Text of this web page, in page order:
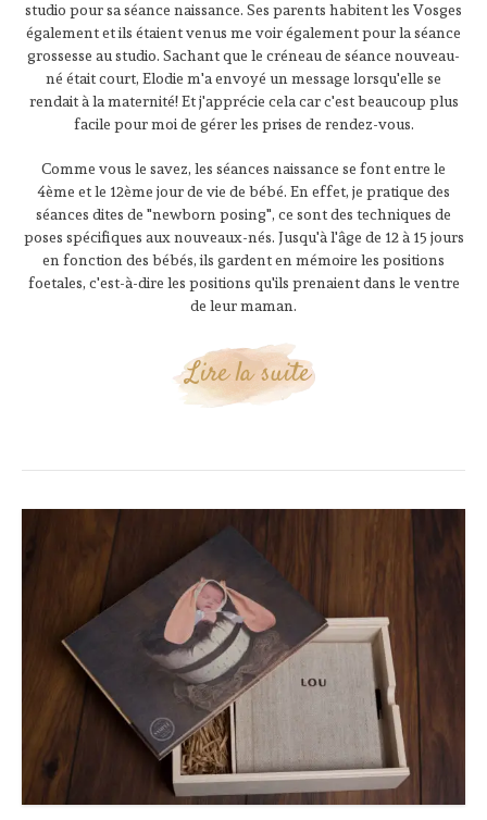
studio pour sa séance naissance. Ses parents habitent les Vosges
également et ils étaient venus me voir également pour la séance
grossesse au studio. Sachant que le créneau de séance nouveau-
né était court, Elodie m'a envoyé un message lorsqu'elle se
rendait à la maternité! Et j'apprécie cela car c'est beaucoup plus
facile pour moi de gérer les prises de rendez-vous.
Comme vous le savez, les séances naissance se font entre le
4ème et le 12ème jour de vie de bébé. En effet, je pratique des
séances dites de "newborn posing", ce sont des techniques de
poses spécifiques aux nouveaux-nés. Jusqu'à l'âge de 12 à 15 jours
en fonction des bébés, ils gardent en mémoire les positions
foetales, c'est-à-dire les positions qu'ils prenaient dans le ventre
de leur maman.
Lire la suite